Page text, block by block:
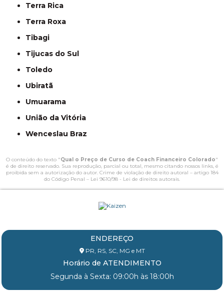
Terra Rica
Terra Roxa
Tibagi
Tijucas do Sul
Toledo
Ubiratã
Umuarama
União da Vitória
Wenceslau Braz
O conteúdo do texto "Qual o Preço de Curso de Coach Financeiro Colorado"
é de direito reservado. Sua reprodução, parcial ou total, mesmo citando nossos links, é
proibida sem a autorização do autor. Crime de violação de direito autoral – artigo 184
do Código Penal – Lei 9610/98 - Lei de direitos autorais.
ENDEREÇO
PR, RS, SC, MG e MT
Horário de ATENDIMENTO
Segunda à Sexta: 09:00h às 18:00h